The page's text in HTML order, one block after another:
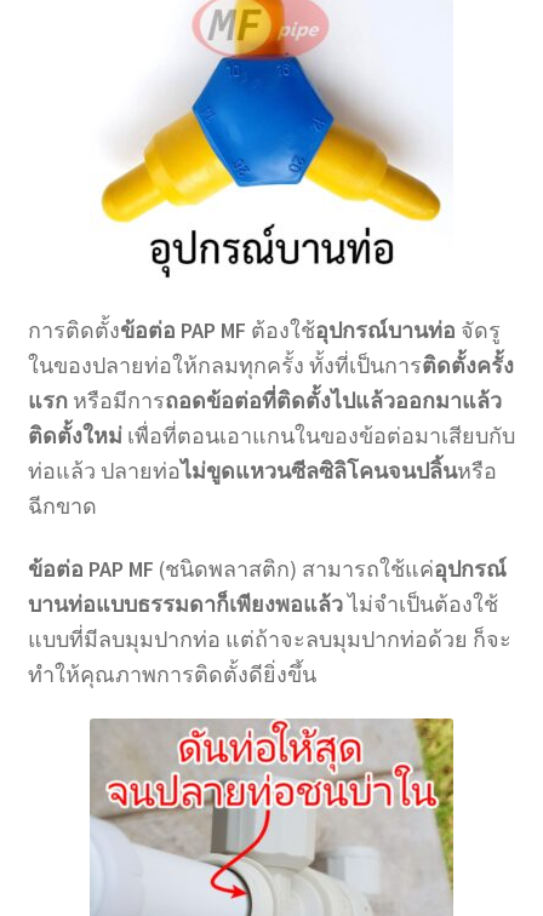
การติดตั้งข้อต่อ PAP MF ต้องใช้อุปกรณ์บานท่อ จัดรู
ในของปลายท่อให้กลมทุกครั้ง ทั้งที่เป็นการติดตั้งครั้ง
แรกหรือมีการถอดข้อต่อที่ติดตั้งไปแล้วออกมาแล้ว
ติดตั้งใหม่เพื่อที่ตอนเอาแกนในของข้อต่อมาเสียบกับ
ท่อแล้ว ปลายท่อไม่ขูดแหวนซีลซิลิโคนจนปลิ้นหรือ
ฉีกขาด
ข้อต่อ PAP MF (ชนิดพลาสติก) สามารถใช้แค่อุปกรณ์
บานท่อแบบธรรมดาก็เพียงพอแล้วไม่จำเป็นต้องใช้
แบบที่มีลบมุมปากท่อ แต่ถ้าจะลบมุมปากท่อด้วย ก็จะ
ทำให้คุณภาพการติดตั้งดียิ่งขึ้น